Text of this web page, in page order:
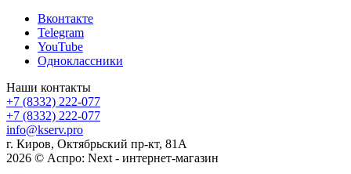
Вконтакте
Telegram
YouTube
Одноклассники
Наши контакты
+7 (8332) 222-077
+7 (8332) 222-077
info@kserv.pro
г. Киров, Октябрьский пр-кт, 81А
2026 © Аспро: Next - интернет-магазин